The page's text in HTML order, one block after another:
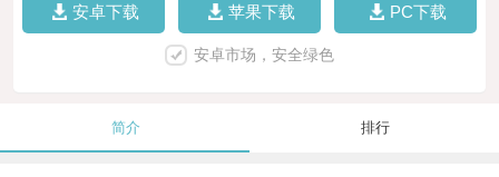
安卓下载 苹果下载 PC下载
安卓市场，安全绿色
简介 排行